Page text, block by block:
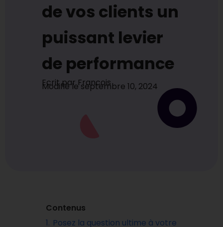
de vos clients un
puissant levier
de performance
Ecrit parFrancois
Modifié le septembre 10, 2024
Contenus
1. Posez la question ultime à votre